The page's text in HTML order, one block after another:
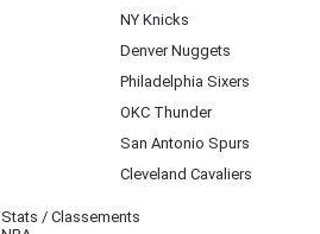
NY Knicks
Denver Nuggets
Philadelphia Sixers
OKC Thunder
San Antonio Spurs
Cleveland Cavaliers
Stats / Classements